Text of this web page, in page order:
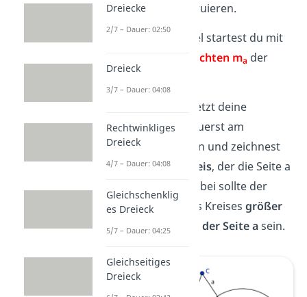
Anleitung
konstruieren.
In diesem Beispiel startest du mit
Mittelsenkrechten mader
: Du setzt deine
Zirkelspitze zuerst am
Eckpunkt B
an und zeichnest
einenHalbkreis, der die Seite a
schneidet. Dabei sollte der
Radius
deines Kreises größer
als die Hälfte der Seite asein.
Dreiecke
2/7 – Dauer: 02:50
Dreieck
3/7 – Dauer: 04:08
Rechtwinkliges
Dreieck
4/7 – Dauer: 04:08
Gleichschenklig
es Dreieck
5/7 – Dauer: 04:25
Gleichseitiges
Dreieck